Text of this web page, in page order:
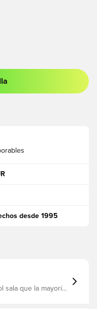
como miembro
desde 1995
sala que la mayoría